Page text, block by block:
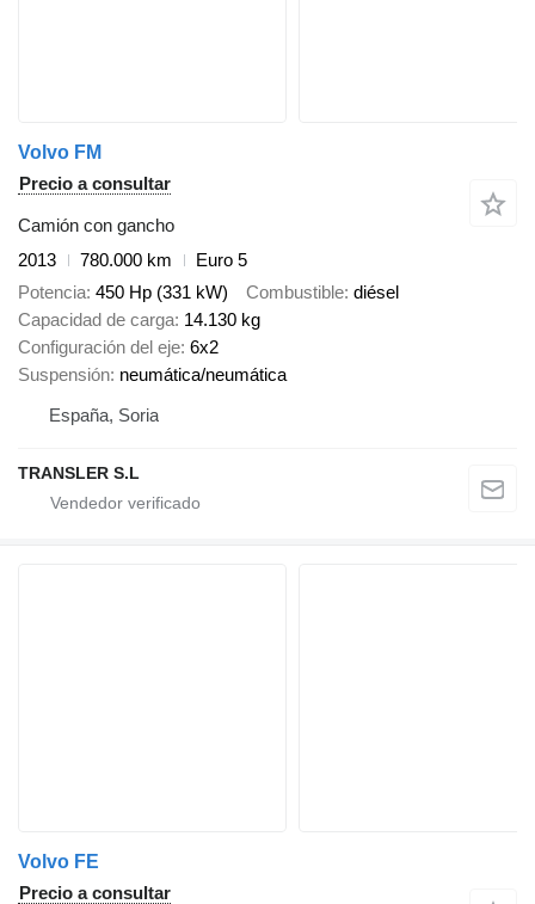
Volvo FM
Precio a consultar
Camión con gancho
2013
780.000 km
Euro 5
Potencia 450 Hp (331 kW) Combustible diésel
Capacidad de carga 14.130 kg
Configuración del eje 6x2
Suspensión neumática/neumática
España, Soria
TRANSLER S.L
Volvo FE
Precio a consultar